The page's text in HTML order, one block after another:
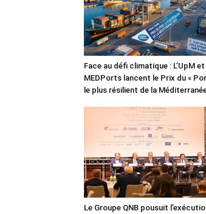
Face au défi climatique : L’UpM et
MEDPorts lancent le Prix du «
le plus résilient de la
Le Groupe QNB pousuit